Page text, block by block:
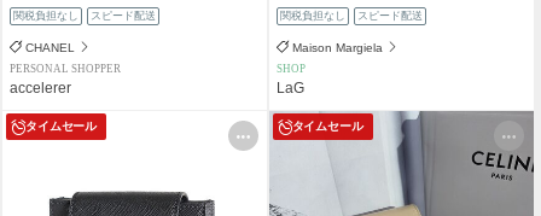
関税負担なし スピード配送
CHANEL
PERSONAL SHOPPER
accelerer
関税負担なし スピード配送
Maison Margiela
SHOP
LaG
タイムセール タイムセール